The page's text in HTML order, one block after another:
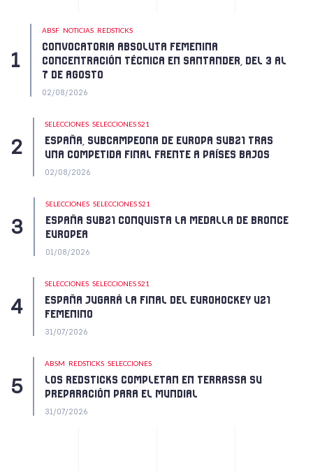
ABSF NOTICIAS REDSTICKS
CONVOCATORIA ABSOLUTA FEMENINA
CONCENTRACIÓN TÉCNICA EN SANTANDER, DEL 3 AL
7 DE AGOSTO
02/08/2026
SELECCIONES SELECCIONES S21
ESPAÑA, SUBCAMPEONA DE EUROPA SUB21 TRAS
UNA COMPETIDA FINAL FRENTE A PAÍSES BAJOS
02/08/2026
SELECCIONES SELECCIONES S21
ESPAÑA SUB21 CONQUISTA LA MEDALLA DE BRONCE
EUROPEA
01/08/2026
SELECCIONES SELECCIONES S21
ESPAÑA JUGARÁ LA FINAL DEL EUROHOCKEY U21
FEMENINO
31/07/2026
ABSM REDSTICKS SELECCIONES
LOS REDSTICKS COMPLETAN EN TERRASSA SU
PREPARACIÓN PARA EL MUNDIAL
31/07/2026